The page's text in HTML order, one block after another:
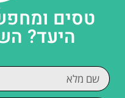
טסים
היעד?